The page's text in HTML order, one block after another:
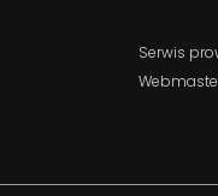
Serwis